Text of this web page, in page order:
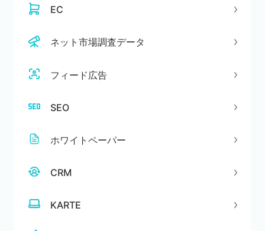
EC
ネット市場調査データ
フィード広告
SEO
ホワイトペーパー
CRM
KARTE